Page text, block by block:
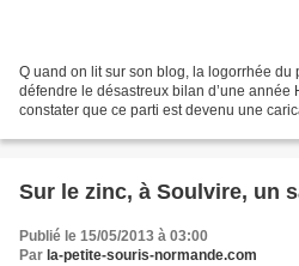
Q uand on lit sur son blog, la logorrhée du
défendre le désastreux bilan d’une année
constater que ce parti est devenu une
Sur le zinc, à Soulvire, un
Publié le 15/05/2013 à 03:00
Par la-petite-souris-normande.com